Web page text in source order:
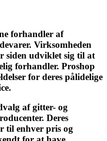
forhandler af
Virksomheden
siden udviklet sig til at
forhandler. Proshop
for deres pålidelige
af gitter- og
Deres
til enhver pris og